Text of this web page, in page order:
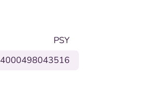
PSY
4000498043516